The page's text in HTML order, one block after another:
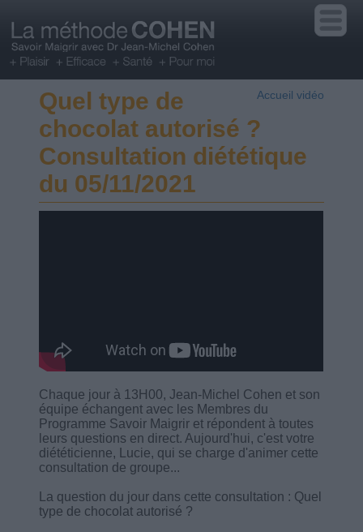
Accueil vidéo
Quel type de
chocolat autorisé ?
Consultation diététique
du 05/11/2021
Chaque jour à 13H00, Jean-Michel Cohen et son
équipe échangent avec les Membres du
Programme Savoir Maigrir et répondent à toutes
leurs questions en direct. Aujourd'hui, c'est votre
diététicienne, Lucie, qui se charge d'animer cette
consultation de groupe...
La question du jour dans cette consultation : Quel
type de chocolat autorisé ?